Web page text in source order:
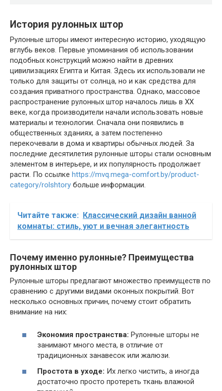
История рулонных штор
Рулонные шторы имеют интересную историю, уходящую
вглубь веков. Первые упоминания об использовании
подобных конструкций можно найти в древних
цивилизациях Египта и Китая. Здесь их использовали не
только для защиты от солнца, но и как средства для
создания приватного пространства. Однако, массовое
распространение рулонных штор началось лишь в XX
веке, когда производители начали использовать новые
материалы и технологии. Сначала они появились в
общественных зданиях, а затем постепенно
перекочевали в дома и квартиры обычных людей. За
последние десятилетия рулонные шторы стали основным
элементом в интерьере, и их популярность продолжает
расти. По ссылке https://mvq.mega-comfort.by/product-
category/rolshtory больше информации.
Читайте также: Классический дизайн ванной
комнаты: стиль, уют и вечная элегантность
Почему именно рулонные? Преимущества
рулонных штор
Рулонные шторы предлагают множество преимуществ по
сравнению с другими видами оконных покрытий. Вот
несколько основных причин, почему стоит обратить
внимание на них:
Экономия пространства: Рулонные шторы не
занимают много места, в отличие от
традиционных занавесок или жалюзи.
Простота в уходе: Их легко чистить, а иногда
достаточно просто протереть ткань влажной